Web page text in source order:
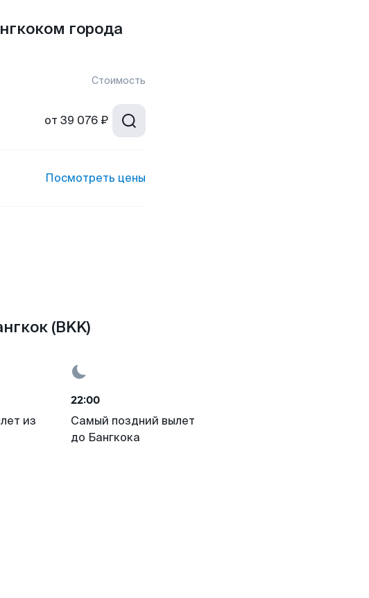
города
Стоимость
от 39 076 ₽
Посмотреть цены
(BKK)
из
22:00
Самый поздний вылет
до Бангкока